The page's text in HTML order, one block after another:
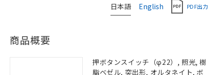
日本語 English PDF出力
商品概要
押ボタンスイッチ（φ22）, 照光, 樹
脂ベゼル, 突出形, オルタネイト, ボ